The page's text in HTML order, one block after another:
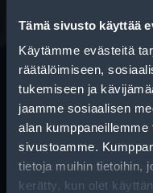
Tämä sivusto käyttää
Käytämme evästeitä
räätälöimiseen,
tukemiseen ja
jaamme sosiaalisen
alan
sivustoamme.
tietoja muihin tietoihin,
kerätty, kun olet
Tee